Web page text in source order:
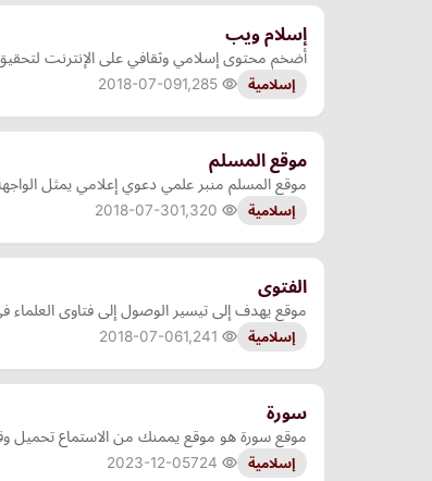
إسلام ويب
أضخم محتوى إسلامي وثقافي على الإنترنت
إسلامية 2018-07-09
موقع المسلم
موقع المسلم منبر علمي دعوي إعلامي يمثل
إسلامية 2018-07-30
الفتوى
موقع يهدف إلى تيسير الوصول إلى فتاوى
إسلامية 2018-07-06
سورة
موقع سورة هو موقع يممنك من الاستماع تحميل
إسلامية 2023-12-05